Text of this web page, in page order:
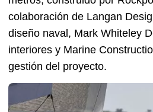
colaboración de Langan
diseño naval, Mark Whiteley
interiores y Marine
gestión del proyecto.